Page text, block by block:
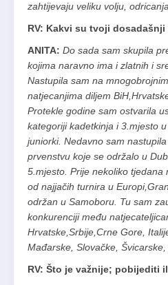
zahtijevaju veliku volju,
RV: Kakvi su tvoji dosadašnji
ANITA: Do sada sam skupila
kojima naravno ima i zlatnih i
Nastupila sam na
natjecanjima diljem
Protekle godine sam ostvarila
kategoriji kadetkinja i 3.mjesto
juniorki. Nedavno sam
prvenstvu koje se održalo u
5.mjesto. Prije nekoliko tjedana
od najjačih turnira u
održan u Samoboru. Tu sam
konkurenciji među
Hrvatske,Srbije,Crne Gore,
Mađarske, Slovačke, Švicarske,
RV: Što je važnije; pobijediti